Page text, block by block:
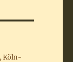
Köln-